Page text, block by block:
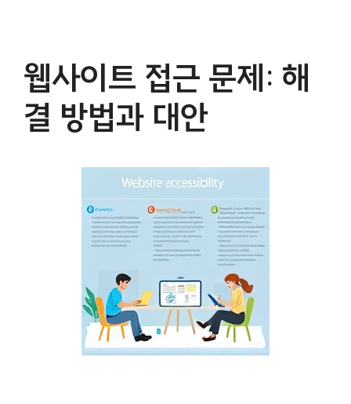
웹사이트 접근 문제: 해
결 방법과 대안